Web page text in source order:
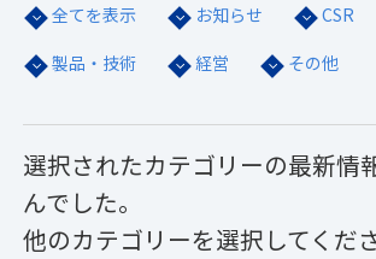
全てを表示 お知らせ
CSR
製品・技術
経営 その他
選択されたカテゴリーの最新情
んでした。
他のカテゴリーを選択してくださ